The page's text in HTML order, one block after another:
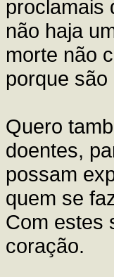
proclamais
não haja
morte não
porque
Quero
doentes,
possam
quem se
Com estes
coração.